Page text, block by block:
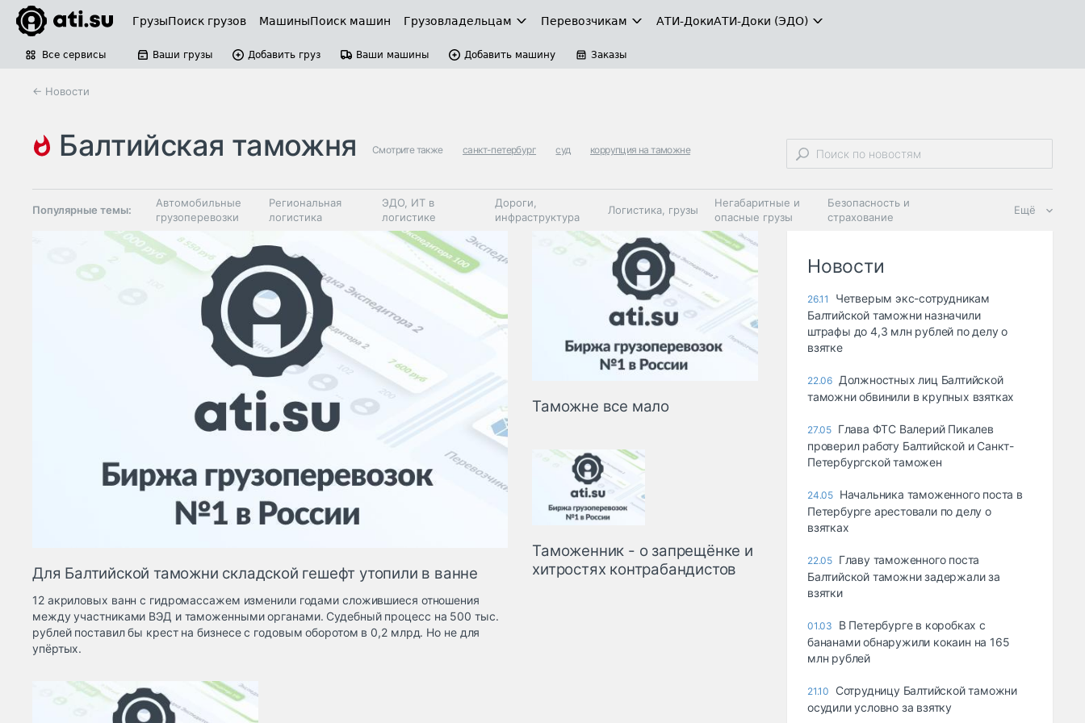
ГрузыПоиск грузов МашиныПоиск машин Грузовладельцам Перевозчикам АТИ-ДокиАТИ-Доки (ЭДО)
Все сервисы Ваши грузы Добавить груз Ваши машины Добавить машину Заказы
← Новости
балтийская таможня Смотрите также санкт-петербург суд коррупция на таможне
Популярные темы:
Автомобильные
грузоперевозки
Региональная
логистика
ЭДО, ИТ в
логистике
Дороги,
инфраструктура
Логистика, грузы
Негабаритные и
опасные грузы
Безопасность и
страхование
Таможня и ВЭД
грузовые
терминалы
Коммерческий
транспорт
Спецтехника
Автосервис,
запчасти, шины
Топливо, масла и
автохимия
Ещё
Для Балтийской таможни складской гешефт утопили в ванне
12 акриловых ванн с гидромассажем изменили годами сложившиеся отношения
между участниками ВЭД и таможенными органами. Судебный процесс на 500 тыс.
рублей поставил бы крест на бизнесе с годовым оборотом в 0,2 млрд. Но не для
упёртых.
Таможне все мало
Таможенник - о запрещёнке и
хитростях контрабандистов
Новости
26.11
Четверым экс-сотрудникам
Балтийской таможни назначили
штрафы до 4,3 млн рублей по делу о
взятке
22.06 Должностных лиц Балтийской
таможни обвинили в крупных взятках
27.05 Глава ФТС Валерий Пикалев
проверил работу Балтийской и Санкт-
Петербургской таможен
24.05 Начальника таможенного поста в
Петербурге арестовали по делу о
взятках
22.05 Главу таможенного поста
Балтийской таможни задержали за
взятки
01.03
В Петербурге в коробках с
бананами обнаружили кокаин на 165
млн рублей
21.10
Сотрудницу Балтийской таможни
осудили условно за взятку